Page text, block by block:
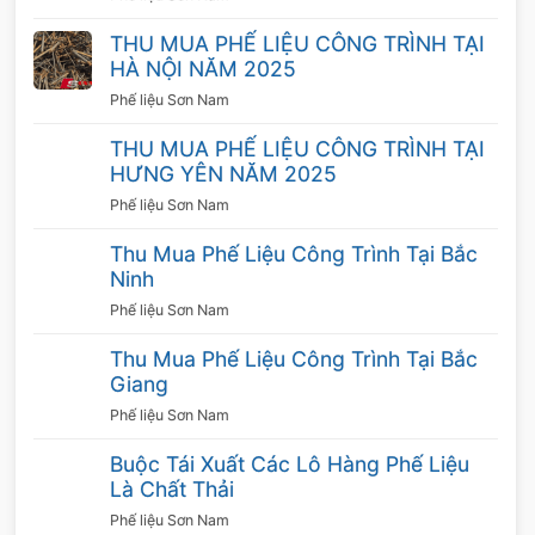
THU MUA PHẾ LIỆU CÔNG TRÌNH TẠI
HÀ NỘI NĂM 2025
Phế liệu Sơn Nam
THU MUA PHẾ LIỆU CÔNG TRÌNH TẠI
HƯNG YÊN NĂM 2025
Phế liệu Sơn Nam
Thu Mua Phế Liệu Công Trình Tại Bắc
Ninh
Phế liệu Sơn Nam
Thu Mua Phế Liệu Công Trình Tại Bắc
Giang
Phế liệu Sơn Nam
Buộc Tái Xuất Các Lô Hàng Phế Liệu
Là Chất Thải
Phế liệu Sơn Nam
phế liệu đồng giá cao tại miền bắc? Nếu bạn
có một số lượng lớn đồ phế liệu thì việc thanh
lý ở nơi thu mua giá cao chắc chắn đem lại lợi
Quy trình thu mua phế liệu đồng giá cao tại
Thu mua phế liệu Sơn Nam
Bước 1: Khi có phế liệu cần bán, hãy cần
nhấc máy liên hệ Số điện thoại:
886 – 0981292666 (Mr.Nam) / 0976 661
222 ( Mr.Sơn)
nhanh chóng nhận thông tin và phản hồi lại
cho quý khách.
Bước 2: Nhân viên công ty đến tận nơi kiểm
tra chất lượng,tiến hành phân loại phế liệu là